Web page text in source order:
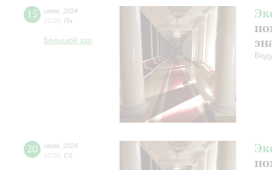
15 июля 2024
17:00 Пн
Большой зал
20 июля 2024
12:00 Сб